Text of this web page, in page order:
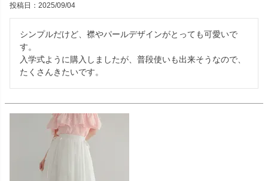
投稿日 2025/09/04
シンプルだけど、襟やパールデザインがとっても可愛いで
す。
入学式ように購入しましたが、普段使いも出来そうなので、
たくさんきたいです。